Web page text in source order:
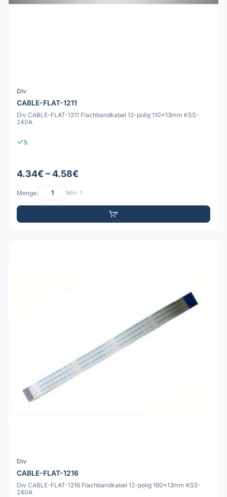
Div
CABLE-FLAT-1211
Div CABLE-FLAT-1211 Flachbandkabel 12-polig 110x13mm KSS-
240A
5
4.34€ – 4.58€
Menge: Min: 1
Div
CABLE-FLAT-1216
Div CABLE-FLAT-1216 Flachbandkabel 12-polig 160x13mm KSS-
240A